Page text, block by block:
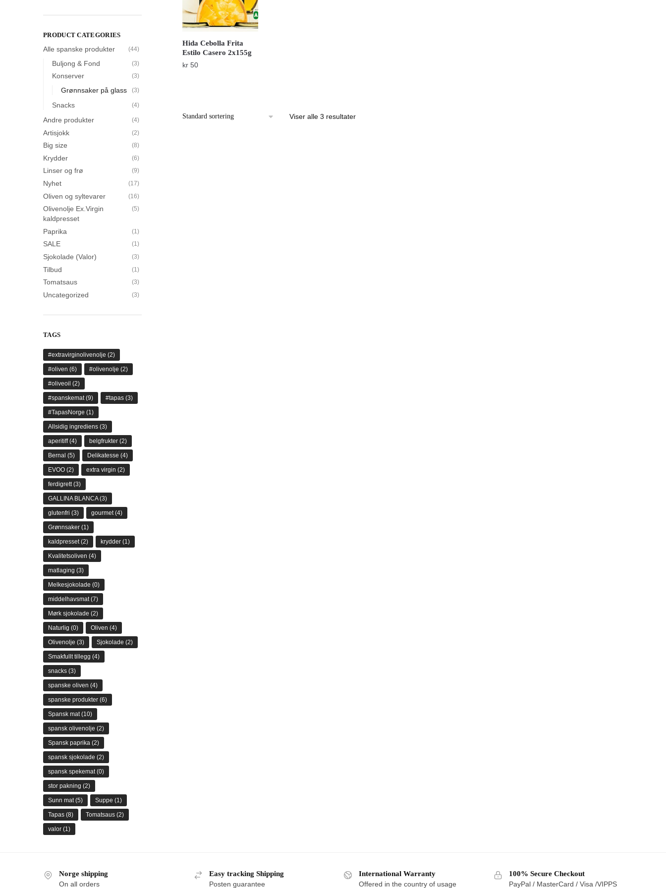
Hida Cebolla Frita
Estilo Casero 2x155g
kr50
Viser alle 3 resultater
PRODUCT CATEGORIES
Alle spanske produkter (44)
Buljong & Fond (3)
Konserver (3)
Grønnsaker på glass (3)
Snacks (4)
Andre produkter (4)
Artisjokk (2)
Big size (8)
Krydder (6)
Linser og frø (9)
Nyhet (17)
Oliven og syltevarer (16)
Olivenolje Ex.Virgin
kaldpresset
(5)
Paprika (1)
SALE (1)
Sjokolade (Valor) (3)
Tilbud (1)
Tomatsaus (3)
Uncategorized (3)
TAGS
#extravirginolivenolje (2)
#oliven (6) #olivenolje (2)
#oliveoil (2)
#spanskemat (9) #tapas (3)
#TapasNorge (1)
Allsidig ingrediens (3)
aperitiff(4) belgfrukter (2)
Bernal (5) Delikatesse (4)
EVOO (2) extra virgin (2)
ferdigrett (3)
GALLINA BLANCA(3)
glutenfri (3) gourmet (4)
Grønnsaker (1)
kaldpresset (2) krydder (1)
Kvalitetsoliven (4)
matlaging (3)
Melkesjokolade (0)
middelhavsmat (7)
Mørk sjokolade (2)
Naturlig (0) Oliven (4)
Olivenolje (3) Sjokolade (2)
Smakfullt tillegg (4)
snacks (3)
spanske oliven (4)
spanske produkter (6)
Spansk mat (10)
spansk olivenolje (2)
Spansk paprika (2)
spansk sjokolade (2)
spansk spekemat (0)
stor pakning (2)
Sunn mat (5) Suppe (1)
Tapas (8) Tomatsaus (2)
valor (1)
Norge shipping
On all orders
Easy tracking Shipping
Posten guarantee
International Warranty
Offered in the country of usage
100% Secure Checkout
PayPal / MasterCard / Visa /VIPPS